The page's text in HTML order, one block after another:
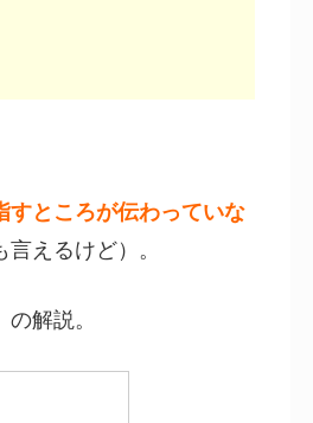
すところが伝わっていな
えるけど）。
解説。